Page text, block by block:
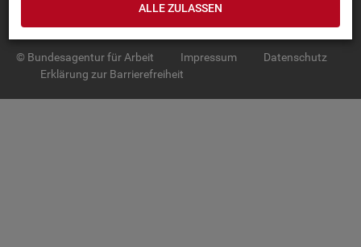
ALLE ZULASSEN
© Bundesagentur für Arbeit Impressum
Datenschutz
Erklärung zur Barrierefreiheit